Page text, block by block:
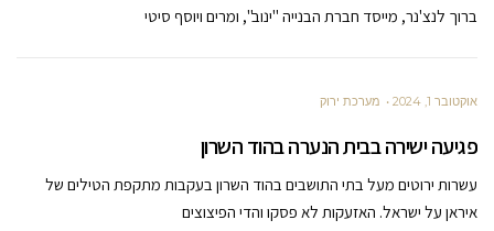
ברוך לנצ'נר, מייסד חברת הבנייה "ינוב", ומרים ויוסף סיטי
אוקטובר 1, 2024 מערכת ירוק
פגיעה ישירה בבית הנערה בהוד השרון
עשרות ירוטים מעל בתי התושבים בהוד השרון בעקבות מתקפת הטילים של
איראן על ישראל. האזעקות לא פסקו והדי הפיצוצים